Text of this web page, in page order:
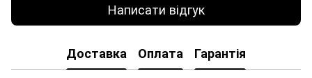
Написати відгук
Доставка Оплата Гарантія